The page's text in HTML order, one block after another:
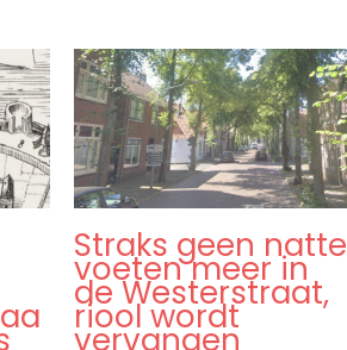
Straks geen natte
voeten meer in
de Westerstraat,
riool wordt